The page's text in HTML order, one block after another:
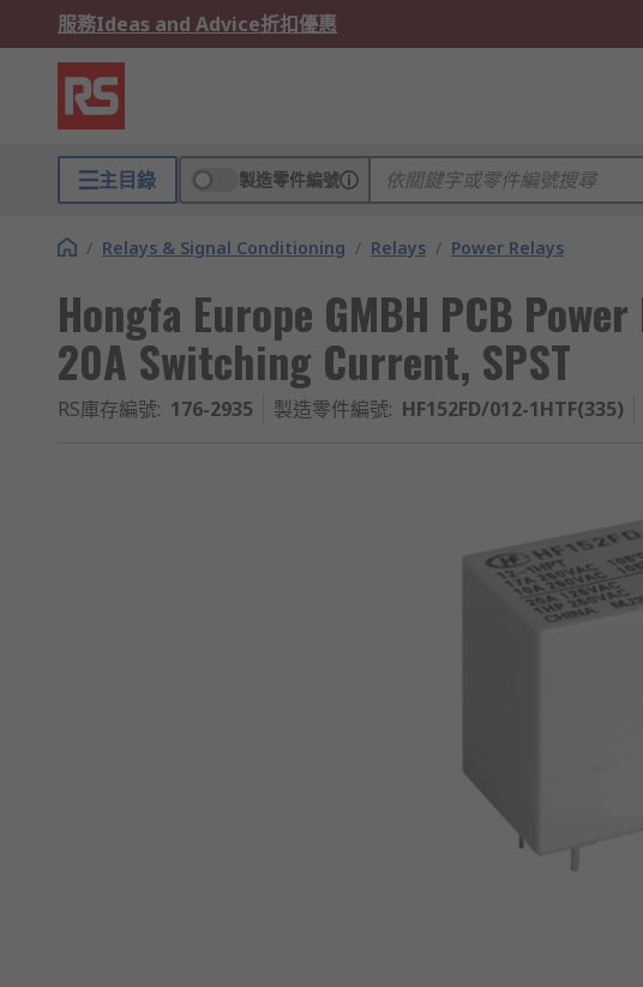
服務Ideas and Advice折扣優惠
主目錄 製造零件編號
/ Relays & Signal Conditioning / Relays / Power Relays
Hongfa Europe GMBH PCB
20A Switching Current, SPST
RS庫存編號: 176-2935 製造零件編號: HF152FD/012-1HTF(335)